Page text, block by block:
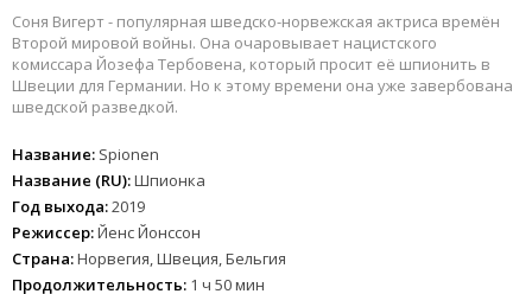
Соня Вигерт - популярная шведско-норвежская актриса времён
Второй мировой войны. Она очаровывает нацистского
комиссара Йозефа Тербовена, который просит её шпионить в
Швеции для Германии. Но к этому времени она уже завербована
шведской разведкой.
Название: Spionen
Название (RU):Шпионка
Год выхода:2019
Режиссер:Йенс Йонссон
Страна:Норвегия, Швеция, Бельгия
Продолжительность: 1 ч 50 мин